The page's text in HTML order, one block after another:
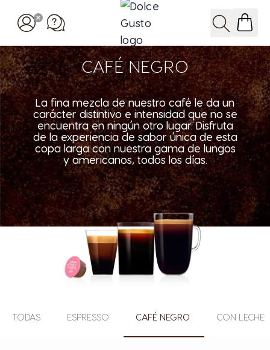
Buscar
CAFÉ NEGRO
La fina mezcla de nuestro café le da un
carácter distintivo e intensidad que no se
encuentra en ningún otro lugar. Disfruta
de la experiencia de sabor única de esta
copa larga con nuestra gama de lungos
y americanos, todos los días.
TODAS ESPRESSO CAFÉ NEGRO CON LECHE